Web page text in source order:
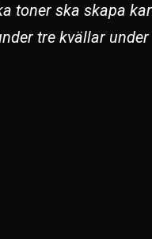
toner ska skapa
tre kvällar